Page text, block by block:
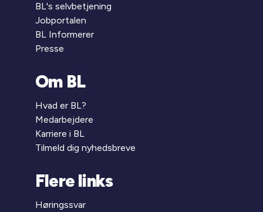
BL's selvbetjening
Jobportalen
BL Informerer
Presse
Om BL
Hvad er BL?
Medarbejdere
Karriere i BL
Tilmeld dig nyhedsbreve
Flere links
Høringssvar